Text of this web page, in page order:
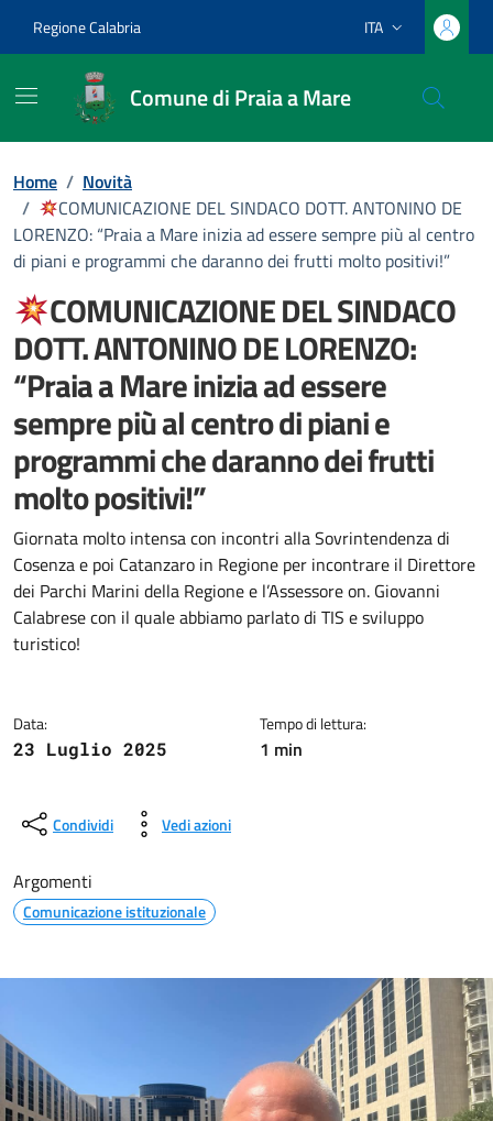
Regione Calabria Lingua attiva:
ITA
Comune di Praia a Mare
Home / Novità
/
COMUNICAZIONE DEL SINDACO DOTT. ANTONINO DE
LORENZO: “Praia a Mare inizia ad essere sempre più al centro
di piani e programmi che daranno dei frutti molto positivi!”
COMUNICAZIONE DEL SINDACO
DOTT. ANTONINO DE LORENZO:
“Praia a Mare inizia ad essere
sempre più al centro di piani e
programmi che daranno dei frutti
molto positivi!”
Dettagli della notizia
Giornata molto intensa con incontri alla Sovrintendenza di
Cosenza e poi Catanzaro in Regione per incontrare il Direttore
dei Parchi Marini della Regione e l’Assessore on. Giovanni
Calabrese con il quale abbiamo parlato di TIS e sviluppo
turistico!
Data:
23 Luglio 2025
Tempo di lettura:
1 min
Condividi Vedi azioni
Argomenti
Comunicazione istituzionale